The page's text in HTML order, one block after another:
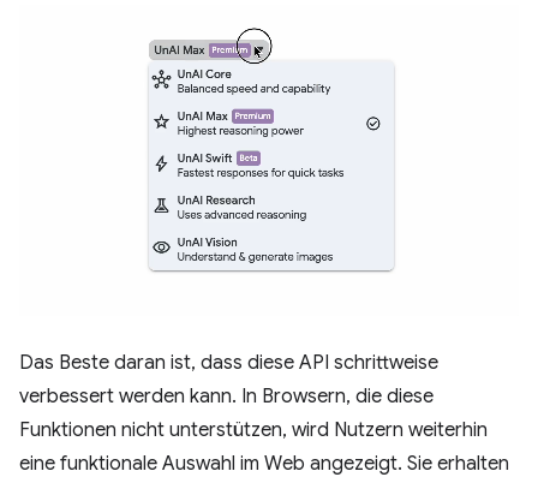
Das Beste daran ist, dass diese API schrittweise
verbessert werden kann. In Browsern, die diese
Funktionen nicht unterstützen, wird Nutzern weiterhin
eine funktionale Auswahl im Web angezeigt. Sie erhalten